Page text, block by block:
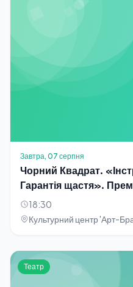
Завтра, 07 серпня
Чорний Квадрат.
Гарантія щастя».
18:30
Культурний центр 'Арт-
Театр